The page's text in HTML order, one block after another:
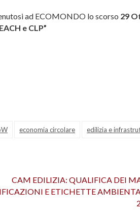
ad ECOMONDO lo scorso 29
e CLP”
economia circolare edilizia e
CAM EDILIZIA: QUALIFICA DEI
E ETICHETTE